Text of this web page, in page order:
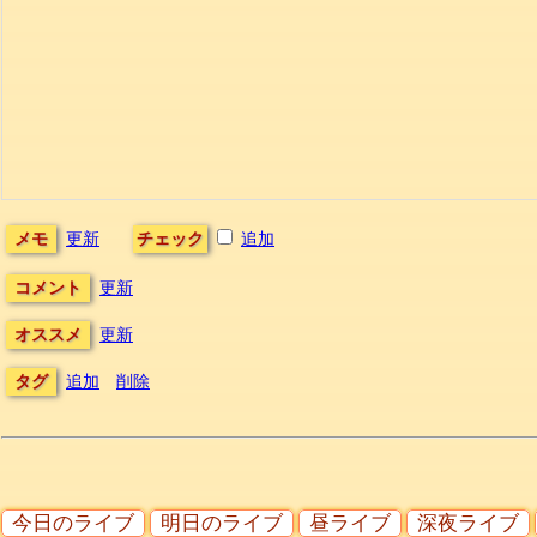
メモ 更新 チェック 追加
コメント 更新
オススメ 更新
タグ 追加 削除
今日のライブ 明日のライブ 昼ライブ 深夜ライブ